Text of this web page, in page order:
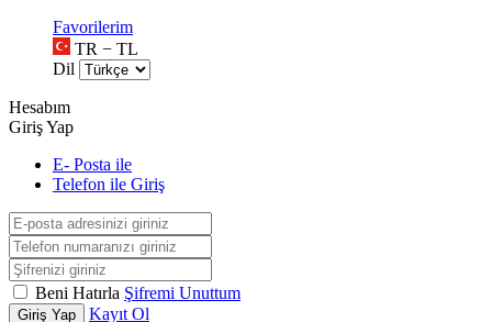
Favorilerim
TR − TL
Dil
Hesabım
Giriş Yap
E- Posta ile
Telefon ile Giriş
Beni Hatırla Şifremi Unuttum
Giriş Yap
Kayıt Ol